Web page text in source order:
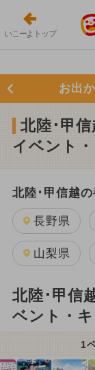
いこーよトップ
お出
北陸･甲
イベント
北陸･甲信越
長野県
山梨県
北陸･甲信
ベント・
1